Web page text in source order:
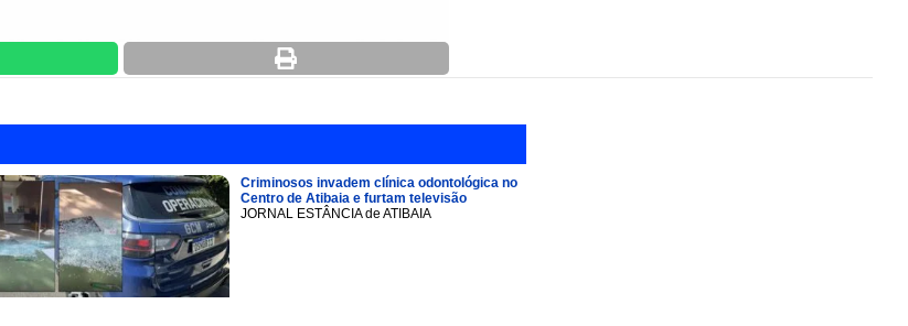
Criminosos invadem clínica odontológica no
Centro de Atibaia e furtam televisão
JORNAL ESTÂNCIA de ATIBAIA